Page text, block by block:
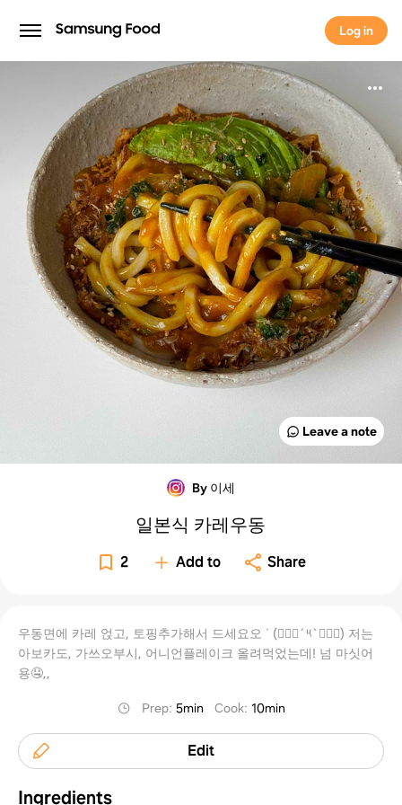
Log in
Log in
Leave a note
By 이세
일본식 카레우동
2 Add to Share
우동면에 카레 얹고, 토핑추가해서 드세요오 ᐝ (๑⃙⃘´༥`๑⃙⃘) 저는
아보카도, 가쓰오부시, 어니언플레이크 올려먹었는데! 넘 마싯어
용🤤,,
Prep: 5min Cook: 10min
Edit
Ingredients